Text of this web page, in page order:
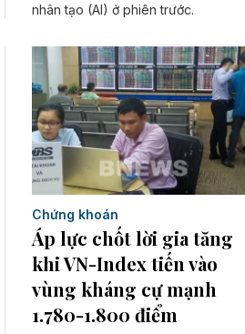
nhân tạo (AI) ở phiên trước.
Chứng khoán
Áp lực chốt lời gia tăng
khi VN-Index tiến vào
vùng kháng cự mạnh
1.780-1.800 điểm